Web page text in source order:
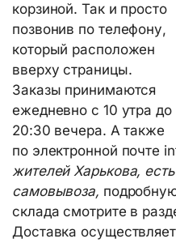
корзиной. Так и просто
позвонив по телефону,
который расположен
вверху страницы.
Заказы принимаются
ежедневно с 10 утра до
20:30 вечера. А также
по электронной почте
жителей Харькова,
самовывоза,
склада смотрите в
Доставка